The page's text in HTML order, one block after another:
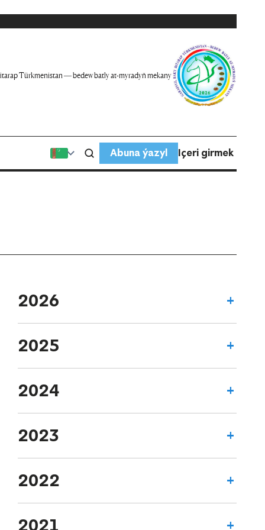
Türkmenistan — bedew batly at-myradyň mekany
Abuna ýazyl Içeri girmek
2026
2025
2024
2023
2022
2021